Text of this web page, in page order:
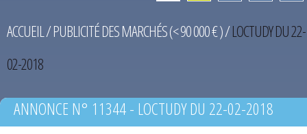
ACCUEIL/PUBLICITÉ DES MARCHÉS (< 90 000 € )/LOCTUDY DU 22-
02-2018
ANNONCE N° 11344 - LOCTUDY DU 22-02-2018